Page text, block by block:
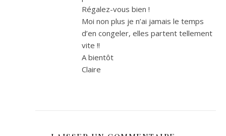
Régalez-vous bien !
Moi non plus je n’ai jamais le temps
d’en congeler, elles partent tellement
vite !!
A bientôt
Claire